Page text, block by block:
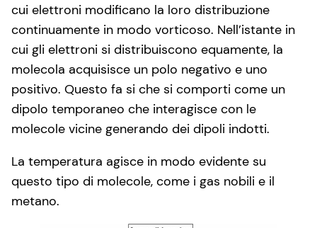
cui elettroni modificano la loro distribuzione
continuamente in modo vorticoso. Nell’istante in
cui gli elettroni si distribuiscono equamente, la
molecola acquisisce un polo negativo e uno
positivo. Questo fa si che si comporti come un
dipolo temporaneo che interagisce con le
molecole vicine generando dei dipoli indotti.
La temperatura agisce in modo evidente su
questo tipo di molecole, come i gas nobili e il
metano.